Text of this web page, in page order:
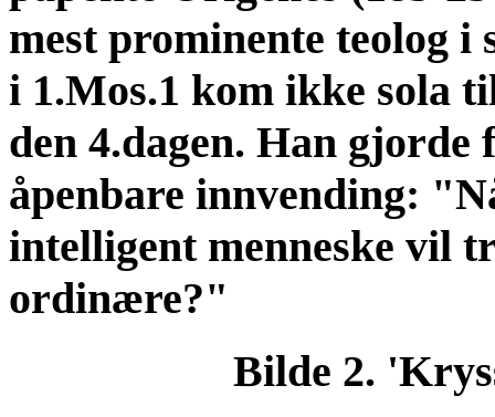
mest prominente teolog i
i 1.Mos.1 kom ikke sola
den 4.dagen. Han gjorde
åpenbare innvending:
intelligent menneske vil
ordinære?"
Bilde 2.